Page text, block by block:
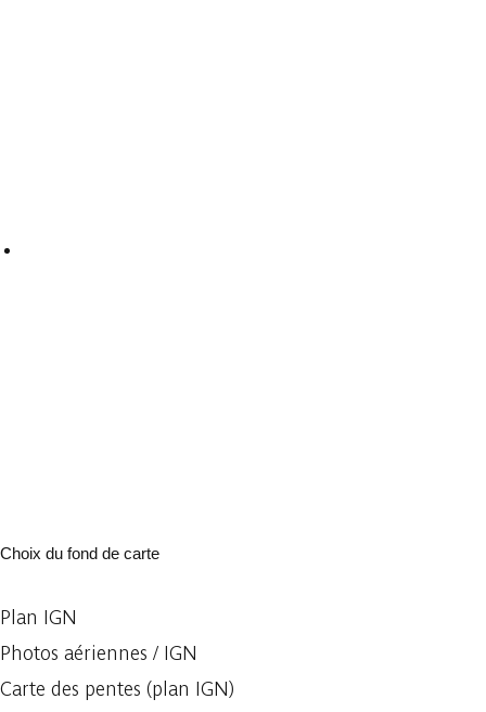
Choix du fond de carte
Plan IGN
Photos aériennes / IGN
Carte des pentes (plan IGN)